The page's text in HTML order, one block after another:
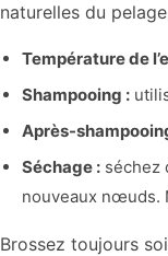
naturelles du
Température de
Shampooing :
Après-
Séchage : séchez
nouveaux nœuds.
Brossez toujours